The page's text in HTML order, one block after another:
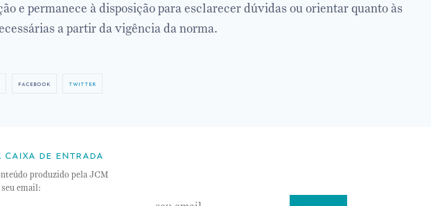
e permanece à disposição para esclarecer dúvidas ou orientar quanto às
a partir da vigência da norma.
facebook twitter
caixa de entrada
produzido pela JCM
email: